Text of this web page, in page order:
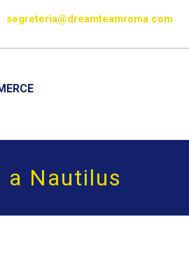
segreteria@dreamteamroma.com
a Nautilus